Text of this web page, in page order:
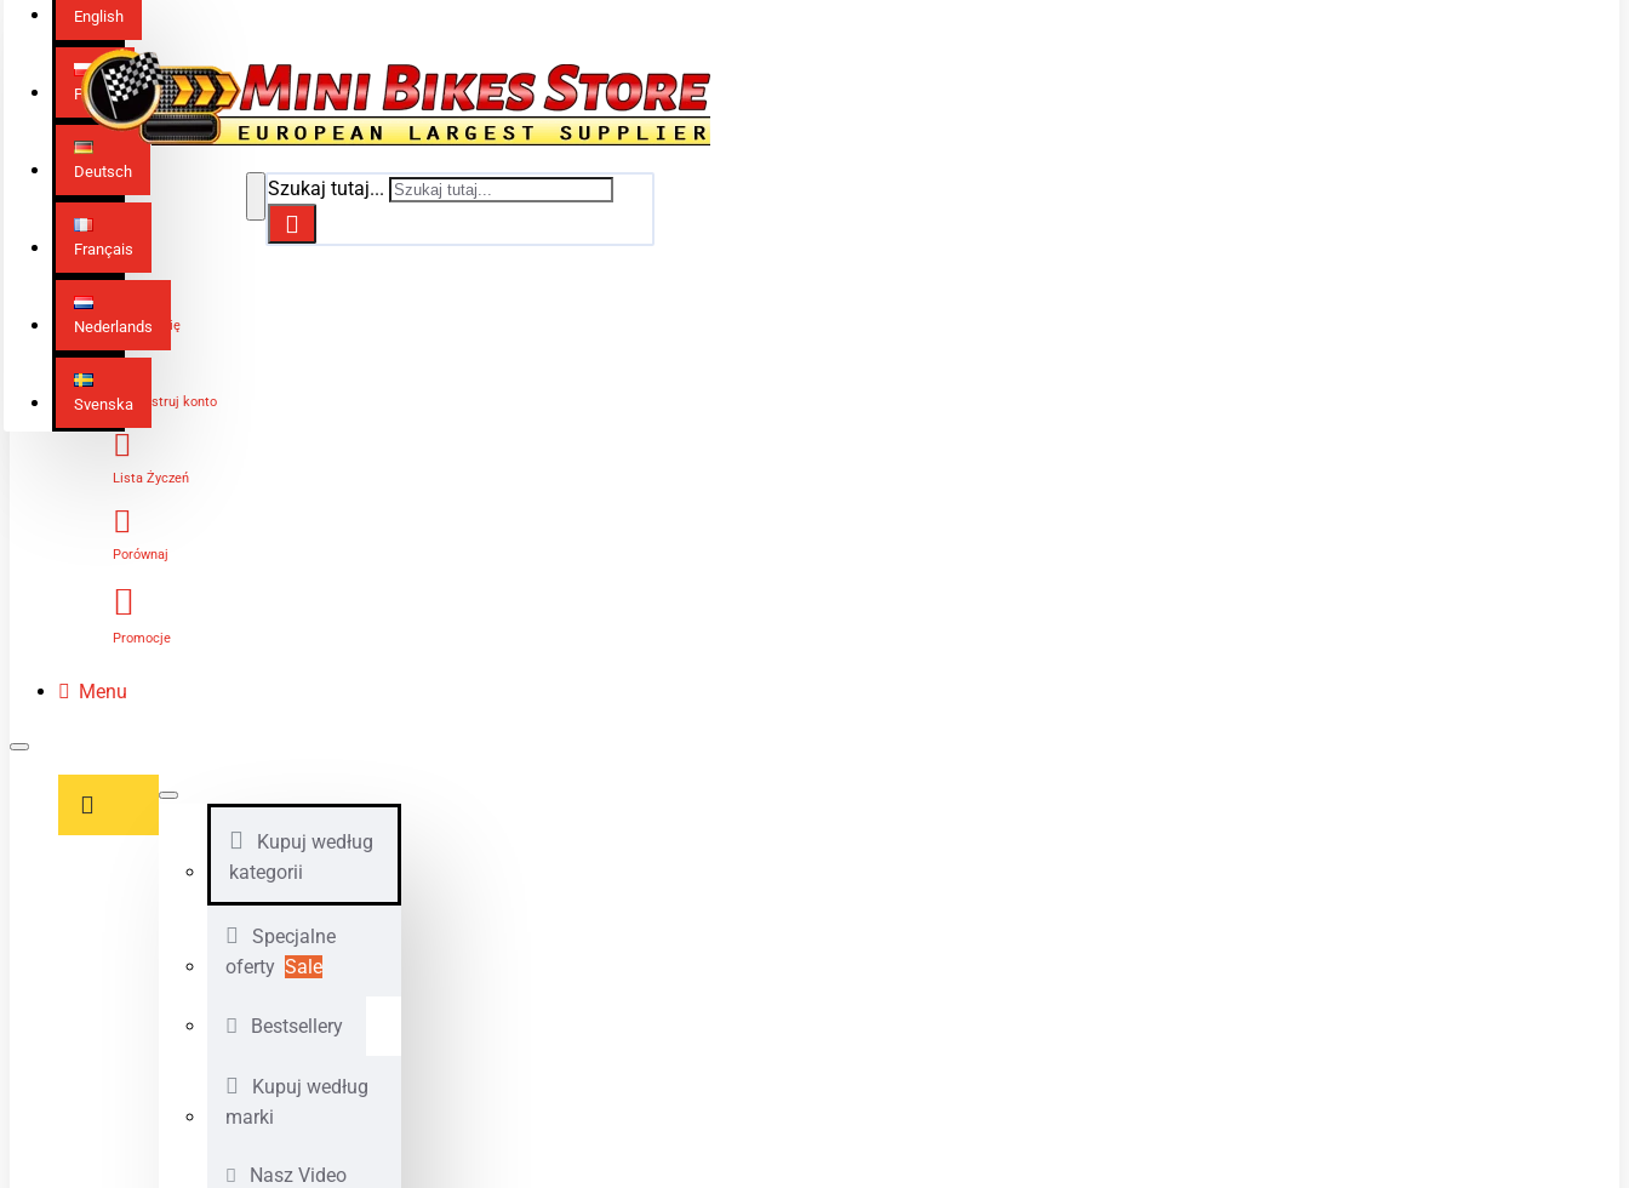
English
Polski
Deutsch
Français
Nederlands
Svenska
Szukaj tutaj...
Zaloguj Się
Zarejestruj konto
Lista Życzeń
Porównaj
Promocje
Menu
Kupuj według
kategorii
Specjalne
oferty Sale
Bestsellery
Kupuj według
marki
Nasz Video